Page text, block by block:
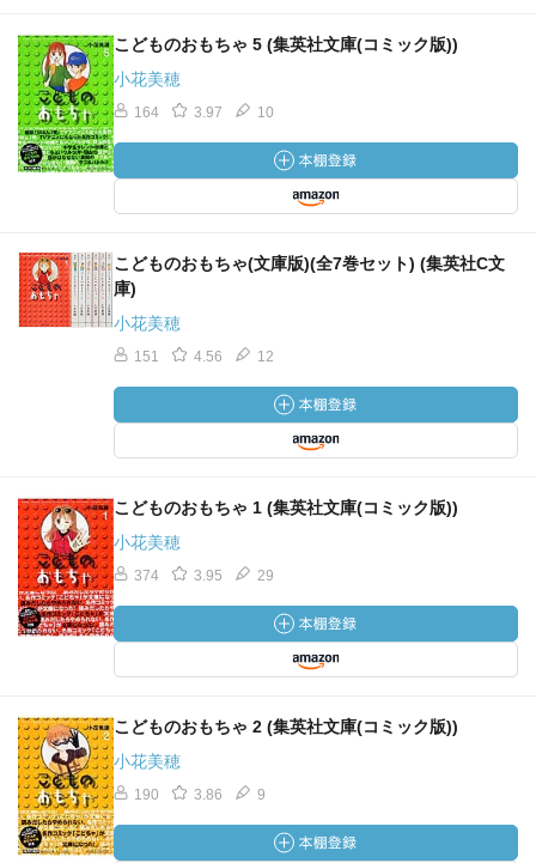
こどものおもちゃ 5 (集英社文庫(コミック版))
小花美穂
164 3.97 10
こどものおもちゃ(文庫版)(全7巻セット) (集英社C文
庫)
小花美穂
151 4.56 12
こどものおもちゃ 1 (集英社文庫(コミック版))
小花美穂
374 3.95 29
こどものおもちゃ 2 (集英社文庫(コミック版))
小花美穂
190 3.86 9